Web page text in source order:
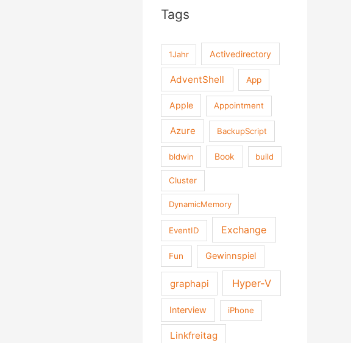
Tags
1Jahr Activedirectory
AdventShell App
Apple Appointment
Azure BackupScript
bldwin Book build
Cluster
DynamicMemory
EventID Exchange
Fun Gewinnspiel
graphapi Hyper-V
Interview iPhone
Linkfreitag